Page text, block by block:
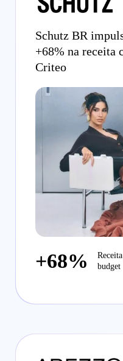
Schutz BR
+68% na receita
Criteo
+68%
budget